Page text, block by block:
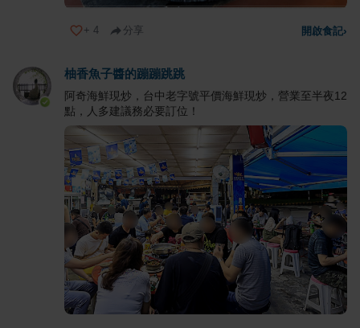
+ 4 分享 開啟食記›
柚香魚子醬的蹦蹦跳跳
阿奇海鮮現炒，台中老字號平價海鮮現炒，營業至半夜12
點，人多建議務必要訂位！